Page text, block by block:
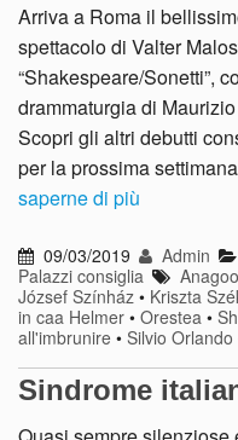
Arriva a Roma il
spettacolo di Valter
“Shakespeare/Sonetti”,
drammaturgia di
Scopri gli altri debutti
per la prossima
saperne di più
09/03/2019 Admin
Palazzi consiglia
József Színház • Kriszta
in caa Helmer • Orestea •
all'imbrunire • Silvio Orlando
Sindrome